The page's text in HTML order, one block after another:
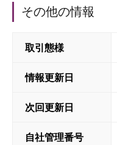
その他の情報
取引態様
情報更新日
次回更新日
自社管理番号